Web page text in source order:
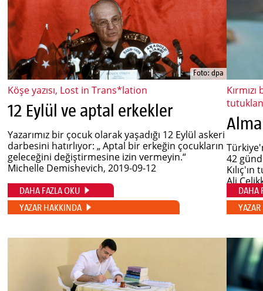
Foto: dpa
Köşe yazısı, Lost in Trans*lation
12 Eylül ve aptal erkekler
Yazarımız bir çocuk olarak yaşadığı 12 Eylül askeri
darbesini hatırlıyor: „ Aptal bir erkeğin çocukların
geleceğini değiştirmesine izin vermeyin.“
Michelle Demishevich, 2019-09-12
DAHA FAZLA OKU
YAZAR HAKKINDA
42
Ali
DAHA